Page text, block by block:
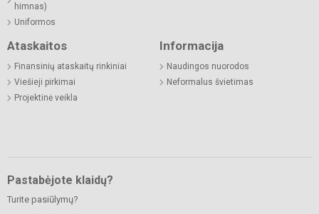
himnas)
Uniformos
Ataskaitos
Finansinių ataskaitų rinkiniai
Viešieji pirkimai
Projektinė veikla
Informacija
Naudingos nuorodos
Neformalus švietimas
Pastabėjote klaidų?
Turite pasiūlymų?